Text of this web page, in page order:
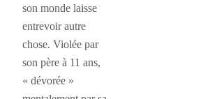
son monde laisse
entrevoir autre
chose. Violée par
son père à 11 ans,
« dévorée »